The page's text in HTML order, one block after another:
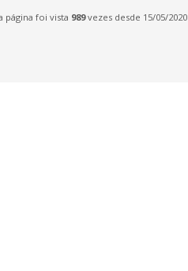
página foi vista 989vezes desde 15/05/2020